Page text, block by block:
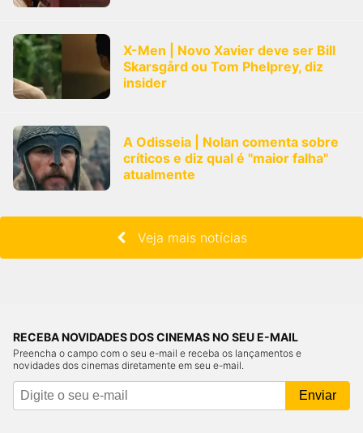
X-Men | Novo Xavier deve ser Bill
Skarsgård ou Tom Phelprey, diz
insider
A Odisseia | Nolan comenta sobre
críticos e diz qual é "maior falha"
atualmente
Veja mais notícias
RECEBA NOVIDADES DOS CINEMAS NO SEU E-MAIL
Preencha o campo com o seu e-mail e receba os lançamentos e
novidades dos cinemas diretamente em seu e-mail.